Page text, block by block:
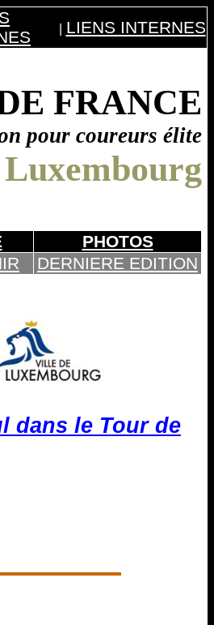
LIENS INTERNES
FRANCE
pour coureurs élite
PHOTOS
DERNIERE EDITION
dans le Tour de